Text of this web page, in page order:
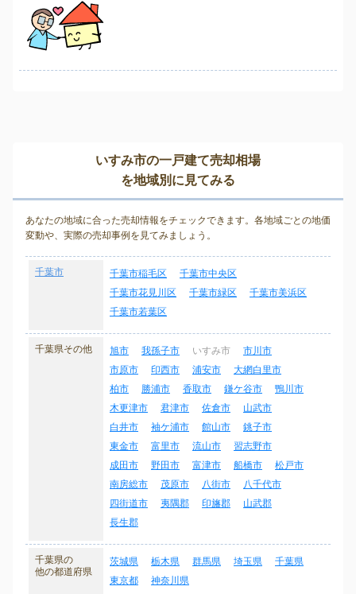
いすみ市の一戸建て売却相場
を地域別に見てみる
あなたの地域に合った売却情報をチェックできます。各地域ごとの地価
変動や、実際の売却事例を見てみましょう。
千葉市 千葉市稲毛区
千葉市中央区
千葉市花見川区
千葉市緑区
千葉市美浜区
千葉市若葉区
千葉県その他 旭市 我孫子市 いすみ市
市川市
市原市
印西市 浦安市
大網白里市
柏市
勝浦市 香取市 鎌ケ谷市
鴨川市
木更津市
君津市 佐倉市
山武市
白井市
袖ケ浦市 館山市
銚子市
東金市
富里市 流山市
習志野市
成田市
野田市 富津市 船橋市
松戸市
南房総市
茂原市 八街市
八千代市
四街道市
夷隅郡 印旛郡
山武郡
長生郡
千葉県の
他の都道府県
茨城県 栃木県 群馬県 埼玉県
千葉県
東京都
神奈川県